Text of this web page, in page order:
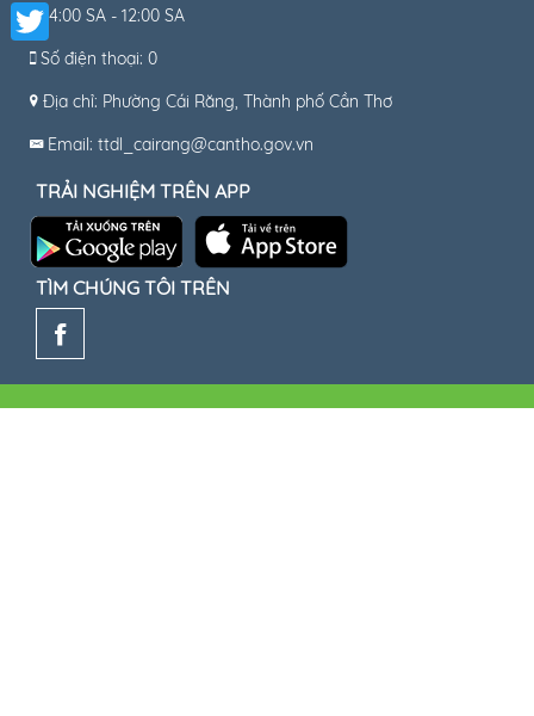
4:00 SA - 12:00 SA
Số điện thoại: 0
Địa chỉ: Phường Cái Răng, Thành phố Cần Thơ
Email: ttdl_cairang@cantho.gov.vn
TRẢI NGHIỆM TRÊN APP
TÌM CHÚNG TÔI TRÊN
Facebook
Twitter